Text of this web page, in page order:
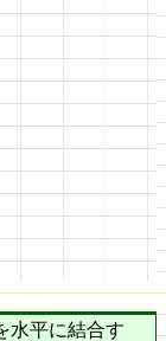
水平に結合す